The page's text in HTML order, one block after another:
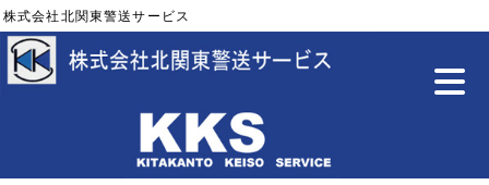
株式会社北関東警送サービス